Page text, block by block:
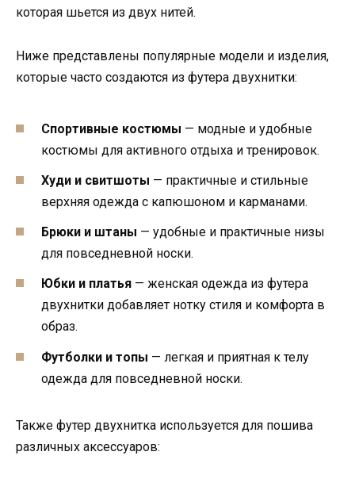
которая шьется из двух нитей.
Ниже представлены популярные модели и изделия,
которые часто создаются из футера двухнитки:
Спортивные костюмы — модные и удобные
костюмы для активного отдыха и тренировок.
Худи и свитшоты — практичные и стильные
верхняя одежда с капюшоном и карманами.
Брюки и штаны — удобные и практичные низы
для повседневной носки.
Юбки и платья — женская одежда из футера
двухнитки добавляет нотку стиля и комфорта в
образ.
Футболки и топы — легкая и приятная к телу
одежда для повседневной носки.
Также футер двухнитка используется для пошива
различных аксессуаров: